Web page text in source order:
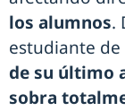
los alumnos.
estudiante de
de su último
sobra